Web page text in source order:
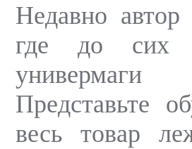
Недавно
где до сих
Представьте
весь товар